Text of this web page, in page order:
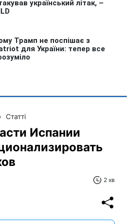
Статті
Испании
2 хв